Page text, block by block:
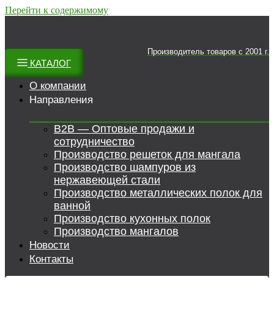
Перейти к содержимому
Производитель товаров c 2001 г.
КАТАЛОГ
О компании
Направления
B2B — Оптовые продажи и
сотрудничество
Производство решеток для мангала
Производство шампуров из
нержавеющей стали
Производство металлических полок для
ванной
Производство кухонных полок
Производство мангалов
Новости
Контакты